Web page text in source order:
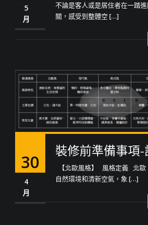
5
月
不論是客人或是居住者在一踏
關，感受到整體空 […]
30
4
月
裝修前準備事項-
【北歐風格】 風格定義 北歐
自然環境和清新空氣，象 […]